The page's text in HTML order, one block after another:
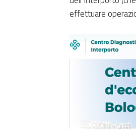
effettuare